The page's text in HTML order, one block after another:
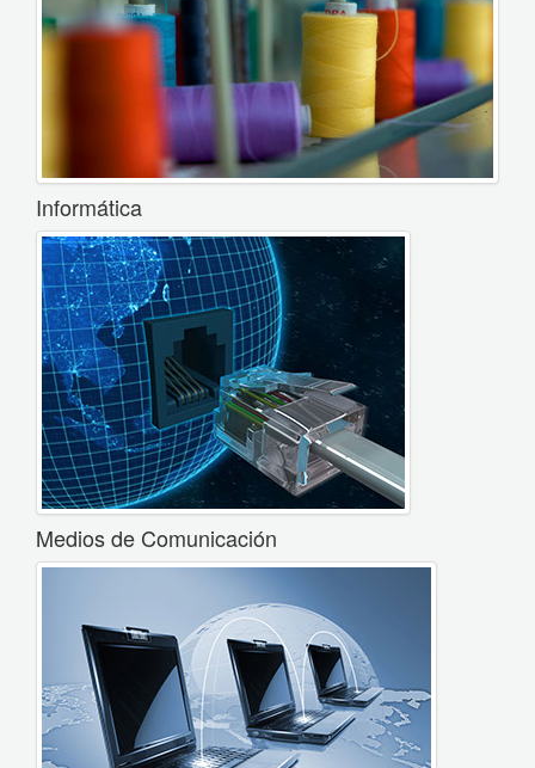
Informática
Medios de Comunicación